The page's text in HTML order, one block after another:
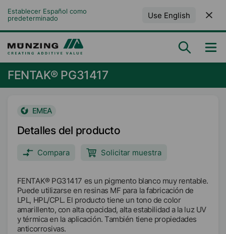
Establecer Español como
predeterminado
Use English
FENTAK® PG31417
EMEA
Detalles del producto
Compara Solicitar muestra
FENTAK® PG31417 es un pigmento blanco muy rentable.
Puede utilizarse en resinas MF para la fabricación de
LPL, HPL/CPL. El producto tiene un tono de color
amarillento, con alta opacidad, alta estabilidad a la luz UV
y térmica en la aplicación. También tiene propiedades
anticorrosivas.